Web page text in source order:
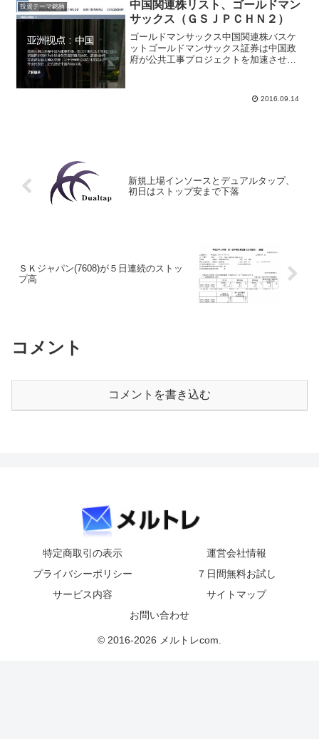
投資テーマ銘柄
中国関連株リスト、ゴールドマン
サックス（ＧＳＪＰＣＨＮ２）
ゴールドマンサックス中国関連株バスケ
ットゴールドマンサックス証券は中国政
府が公共工事プロジェクトを加速させる
ー・レポートをリリースしている。ゴー
ルドマンサックス証券の「中...
2016.09.14
新規上場インソースとデュアルタップ、
初日はストップ安まで下落
ＳＫジャパン(7608)が５日連続のストッ
プ高
コメント
コメントを書き込む
特定商取引の表示
運営会社情報
プライバシーポリシー
７日間無料お試し
サービス内容
サイトマップ
お問い合わせ
© 2016-2026 メルトレcom.